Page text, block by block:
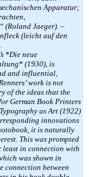
Apparatur;
(Roland Jaeger). –
(leicht auf den
*Die neue
(1930), is
and influential,
work is not
of the ideas that the
German Book Printers
as Art (1922)
innovations
it is naturally
This was prompted
least in connection with
was shown in
connection between